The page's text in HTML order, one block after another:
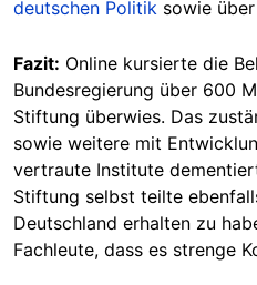
deutschen Politik sowie über
Fazit: Online kursierte die
Bundesregierung über 600
Stiftung überwies. Das
sowie weitere mit
vertraute Institute
Stiftung selbst teilte
Deutschland erhalten zu
Fachleute, dass es strenge